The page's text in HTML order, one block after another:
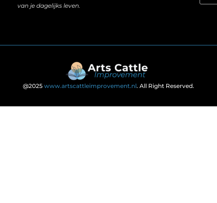
van je dagelijks leven.
@2025 www.artscattleimprovement.nl. All Right Reserved.